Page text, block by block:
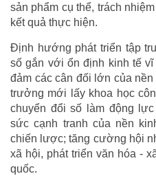
sản phẩm cụ thể, trách
kết quả thực hiện.
Định hướng phát triển tập
số gắn với ổn định kinh tế
đảm các cân đối lớn của
trưởng mới lấy khoa học
chuyển đổi số làm động
sức cạnh tranh của nền
chiến lược; tăng cường hội
xã hội, phát triển văn hóa -
quốc.